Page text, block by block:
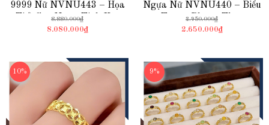
9999 Nữ NVNU443 – Họa
Tiết Con Ngựa Tinh Xảo
8.880.000₫
8.080.000₫
Ngựa Nữ NVNU440 – Biểu
Tượng Phong Thuỷ
2.950.000₫
2.650.000₫
10% 9%